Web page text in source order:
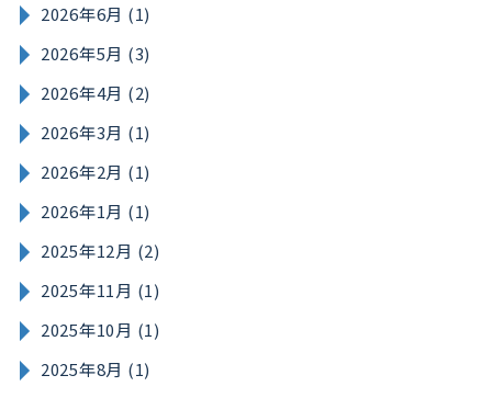
2026年6月 (1)
2026年5月 (3)
2026年4月 (2)
2026年3月 (1)
2026年2月 (1)
2026年1月 (1)
2025年12月 (2)
2025年11月 (1)
2025年10月 (1)
2025年8月 (1)